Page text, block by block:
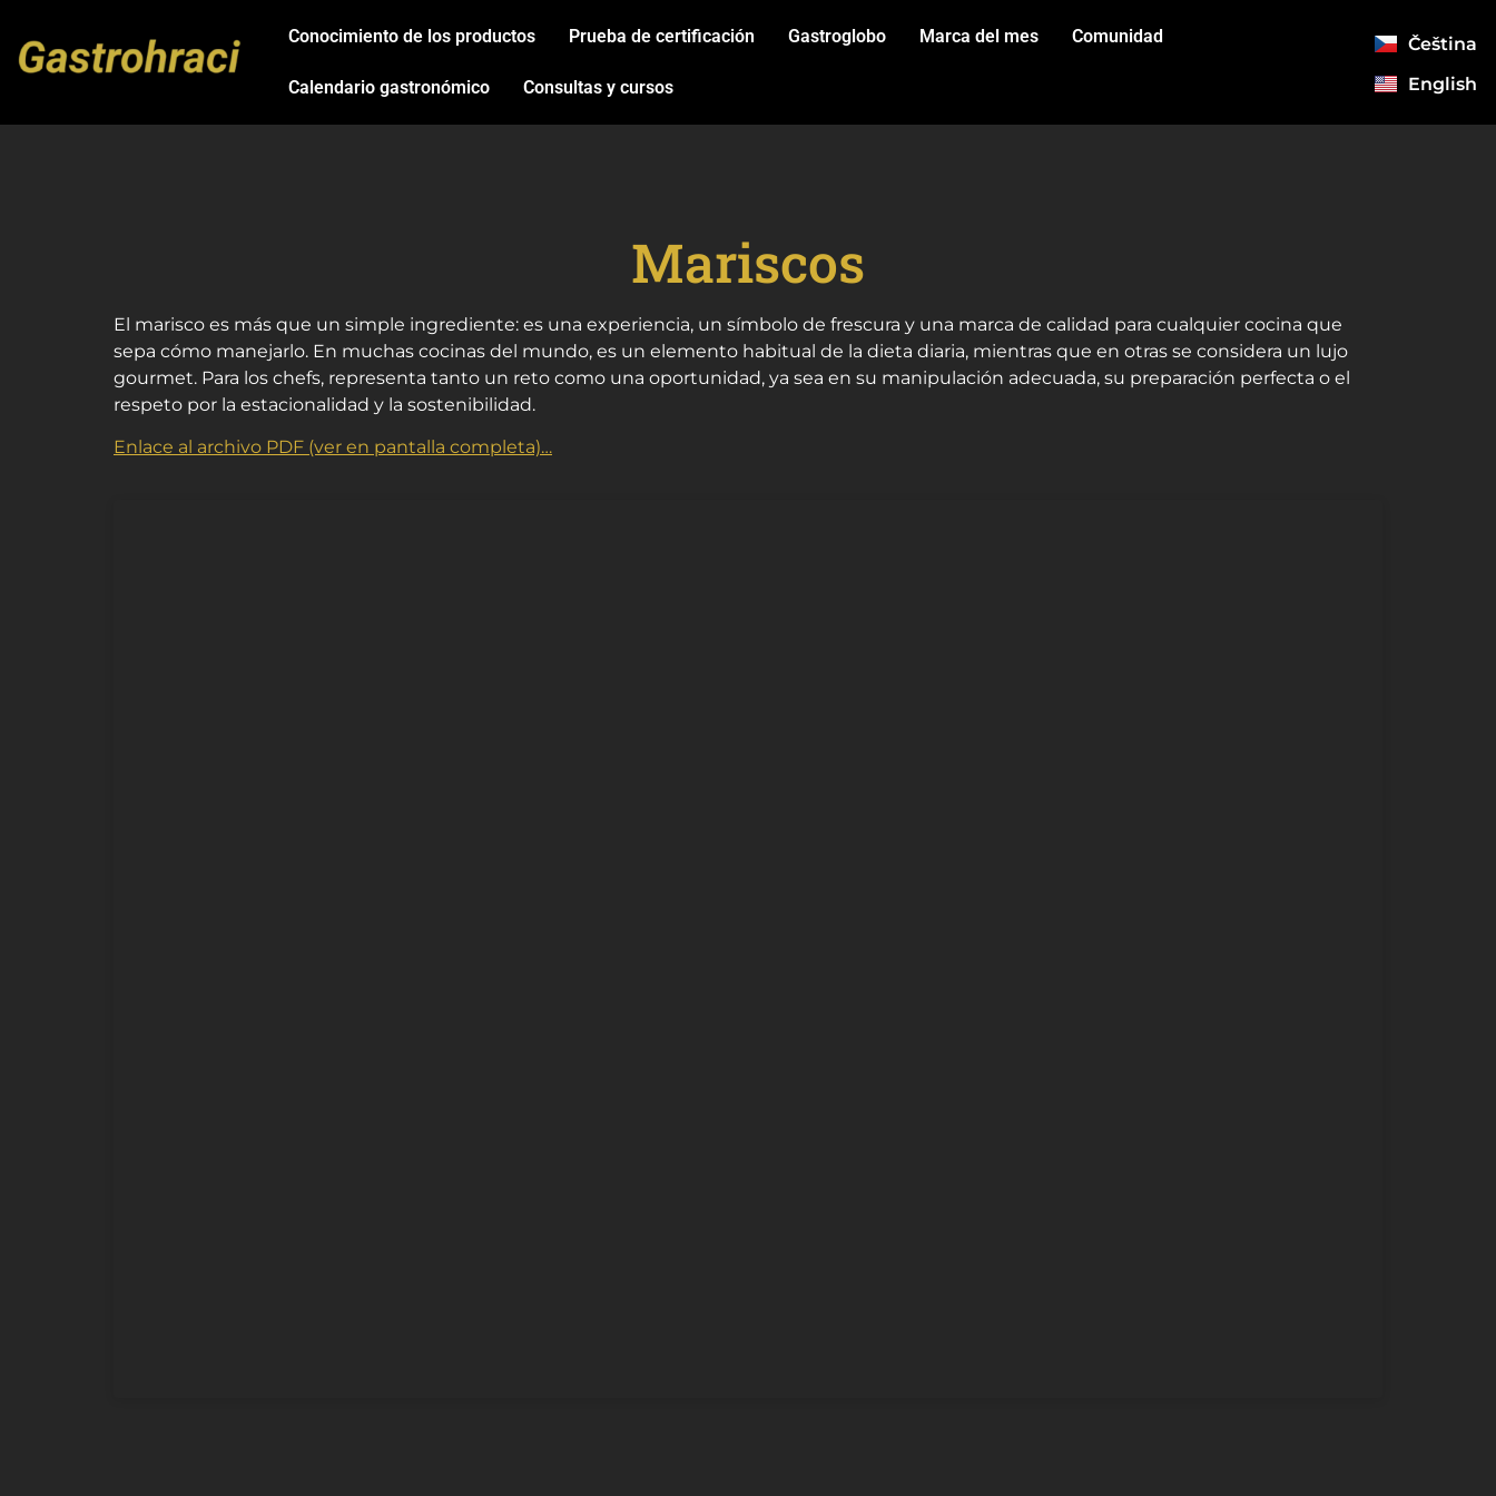
Conocimiento de los productos Prueba de certificación Gastroglobo Marca del mes Comunidad
Calendario gastronómico Consultas y cursos
Čeština
English
Mariscos
El marisco es más que un simple ingrediente: es una experiencia, un símbolo de frescura y una marca de calidad para cualquier cocina que
sepa cómo manejarlo. En muchas cocinas del mundo, es un elemento habitual de la dieta diaria, mientras que en otras se considera un lujo
gourmet. Para los chefs, representa tanto un reto como una oportunidad, ya sea en su manipulación adecuada, su preparación perfecta o el
respeto por la estacionalidad y la sostenibilidad.
Enlace al archivo PDF (ver en pantalla completa)…